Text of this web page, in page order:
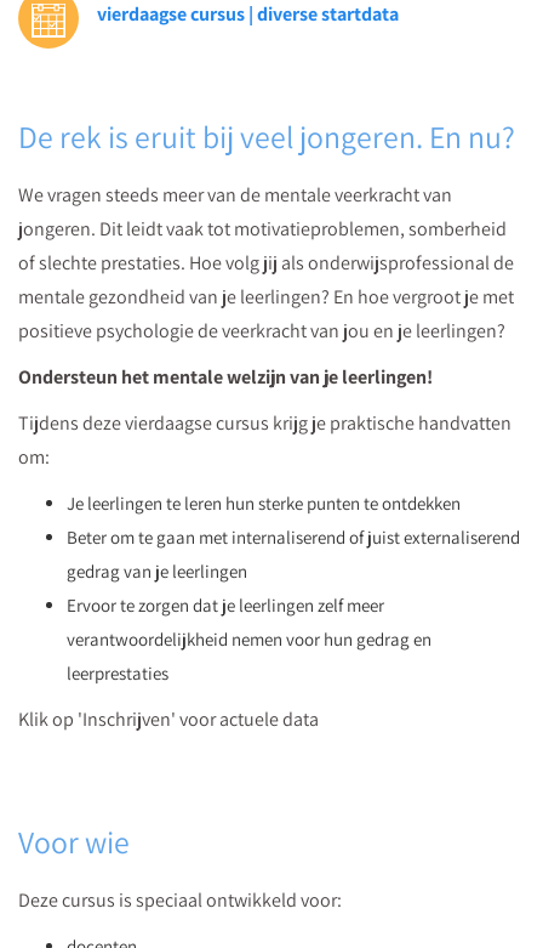
vierdaagse cursus | diverse startdata
De rek is eruit bij veel jongeren. En nu?
We vragen steeds meer van de mentale veerkracht van
jongeren. Dit leidt vaak tot motivatieproblemen, somberheid
of slechte prestaties. Hoe volg jij als onderwijsprofessional de
mentale gezondheid van je leerlingen? En hoe vergroot je met
positieve psychologie de veerkracht van jou en je leerlingen?
Ondersteun het mentale welzijn van je leerlingen!
Tijdens deze vierdaagse cursus krijg je praktische handvatten
om:
Je leerlingen te leren hun sterke punten te ontdekken
Beter om te gaan met internaliserend of juist externaliserend
gedrag van je leerlingen
Ervoor te zorgen dat je leerlingen zelf meer
verantwoordelijkheid nemen voor hun gedrag en
leerprestaties
Klik op 'Inschrijven' voor actuele data
Voor wie
Deze cursus is speciaal ontwikkeld voor: